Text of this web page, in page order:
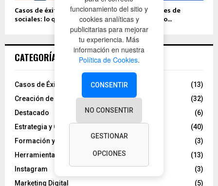
Casos de éxito en redes
sociales: lo que...
Qué son los pilares de
contenido y cómo...
CATEGORÍAS
Casos de Éxito y Tendencias
(13)
Creación de Contenidos
(32)
Destacado
(6)
Estrategia y Crecimiento
(40)
Formación y Guías
(3)
Herramientas y Recursos
(13)
Instagram
(3)
Marketing Digital
(5)
funcionamiento del sitio y
cookies analíticas y
publicitarias para mejorar
tu experiencia. Más
información en nuestra
Política de Cookies.
CONSENTIR
NO CONSENTIR
GESTIONAR
OPCIONES